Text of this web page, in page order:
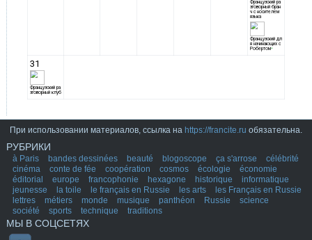
При использовании материалов, ссылка на https://francite.ru обязательна.
РУБРИКИ
à Paris bandes dessinées beauté blogoscope ça s'arrose
célébrité
cinéma
conte de fée coopération cosmos écologie
économie
éditorial
europe francophonie hexagone historique
informatique
jeunesse
la toile le français en Russie les arts
les Français en Russie
lettres
métiers monde musique panthéon Russie
science
société
sports technique traditions
МЫ В СОЦСЕТЯХ